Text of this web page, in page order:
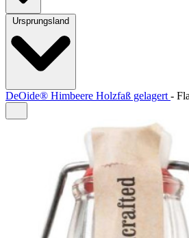
Ursprungsland
DeOide® Himbeere Holzfaß gelagert -